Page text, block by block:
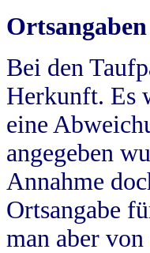
Bei den
Herkunft. Es
eine
angegeben
Annahme
Ortsangabe
man aber